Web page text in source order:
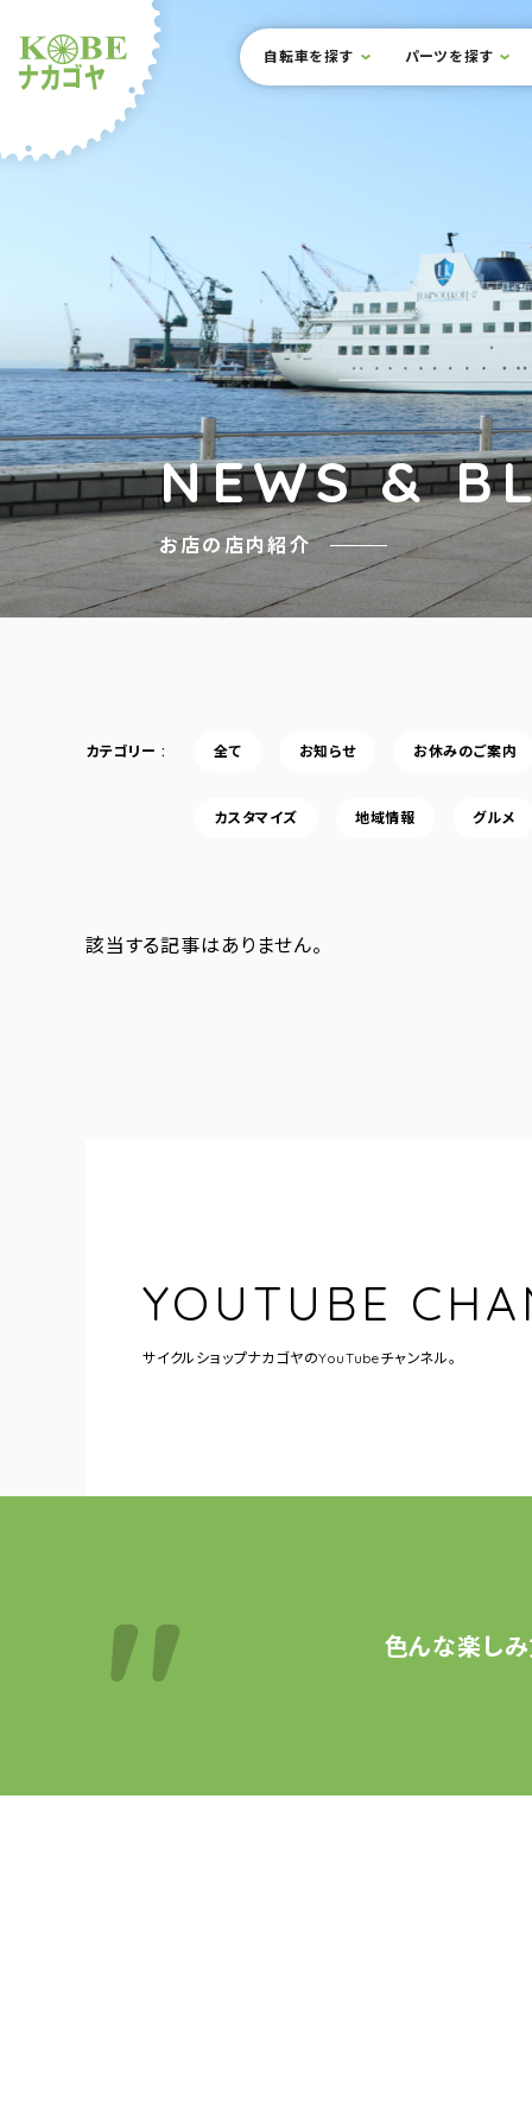
サイト内メニュー
本文までスキップ
自転車を探す パーツを探す
NEWS &
お店の店内紹介
カテゴリー 全て お知らせ お休みのご案内
カスタマイズ 地域情報 グルメ
該当する記事はありません。
YOUTUBE
サイクルショップナカゴヤのYouTubeチャンネル。
色んな楽し